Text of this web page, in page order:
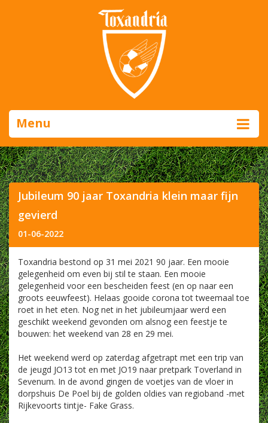
Menu
Jubileum 90 jaar Toxandria klein maar fijn
gevierd
01-06-2022
Toxandria bestond op 31 mei 2021 90 jaar. Een mooie
gelegenheid om even bij stil te staan. Een mooie
gelegenheid voor een bescheiden feest (en op naar een
groots eeuwfeest). Helaas gooide corona tot tweemaal toe
roet in het eten. Nog net in het jubileumjaar werd een
geschikt weekend gevonden om alsnog een feestje te
bouwen: het weekend van 28 en 29 mei.
Het weekend werd op zaterdag afgetrapt met een trip van
de jeugd JO13 tot en met JO19 naar pretpark Toverland in
Sevenum. In de avond gingen de voetjes van de vloer in
dorpshuis De Poel bij de golden oldies van regioband -met
Rijkevoorts tintje- Fake Grass.